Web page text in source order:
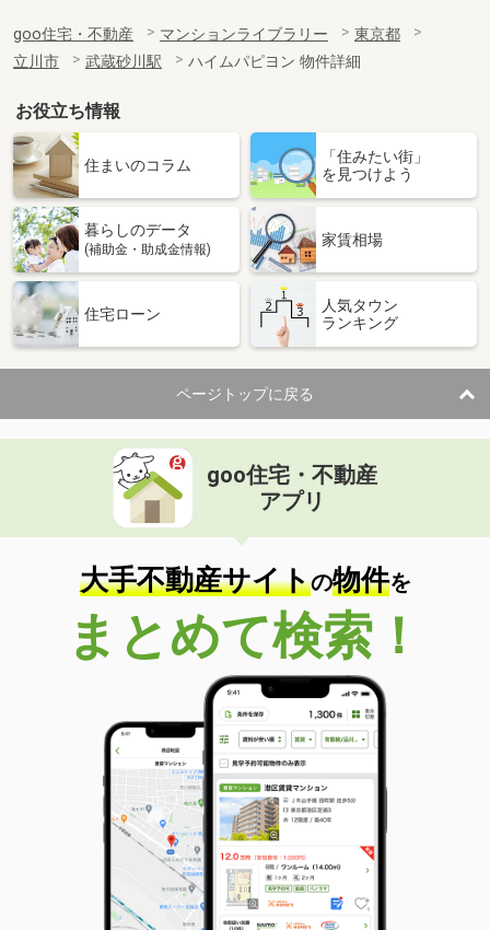
goo住宅・不動産 マンションライブラリー
東京都
立川市
武蔵砂川駅 ハイムパピヨン 物件詳細
お役立ち情報
住まいのコラム
「住みたい街」
を見つけよう
暮らしのデータ
(補助金・助成金情報)
家賃相場
住宅ローン
人気タウン
ランキング
ページトップに戻る
goo住宅・不動産
アプリ
大手不動産サイトの物件を
まとめて検索！